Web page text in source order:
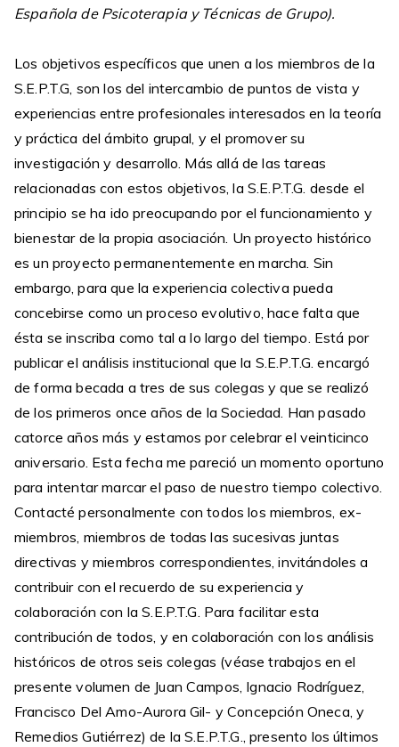
Española de Psicoterapia y Técnicas de Grupo).
Los objetivos específicos que unen a los miembros de la
S.E.P.T.G, son los del intercambio de puntos de vista y
experiencias entre profesionales interesados en la teoría
y práctica del ámbito grupal, y el promover su
investigación y desarrollo. Más allá de las tareas
relacionadas con estos objetivos, la S.E.P.T.G. desde el
principio se ha ido preocupando por el funcionamiento y
bienestar de la propia asociación. Un proyecto histórico
es un proyecto permanentemente en marcha. Sin
embargo, para que la experiencia colectiva pueda
concebirse como un proceso evolutivo, hace falta que
ésta se inscriba como tal a lo largo del tiempo. Está por
publicar el análisis institucional que la S.E.P.T.G. encargó
de forma becada a tres de sus colegas y que se realizó
de los primeros once años de la Sociedad. Han pasado
catorce años más y estamos por celebrar el veinticinco
aniversario. Esta fecha me pareció un momento oportuno
para intentar marcar el paso de nuestro tiempo colectivo.
Contacté personalmente con todos los miembros, ex-
miembros, miembros de todas las sucesivas juntas
directivas y miembros correspondientes, invitándoles a
contribuir con el recuerdo de su experiencia y
colaboración con la S.E.P.T.G. Para facilitar esta
contribución de todos, y en colaboración con los análisis
históricos de otros seis colegas (véase trabajos en el
presente volumen de Juan Campos, Ignacio Rodríguez,
Francisco Del Amo-Aurora Gil- y Concepción Oneca, y
Remedios Gutiérrez) de la S.E.P.T.G., presento los últimos